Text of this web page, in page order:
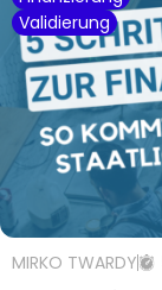
Validierung
MIRKO TWARDY